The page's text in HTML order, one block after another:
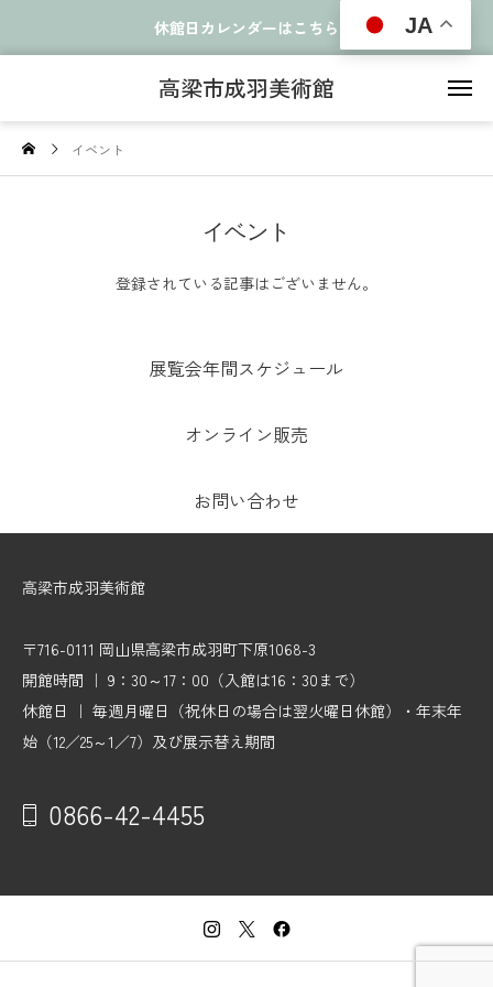
休館日カレンダーはこちら
高梁市成羽美術館
イベント
イベント
登録されている記事はございません。
展覧会年間スケジュール
オンライン販売
お問い合わせ
高梁市成羽美術館
〒716-0111 岡山県高梁市成羽町下原1068-3
開館時間 ｜ 9：30～17：00（入館は16：30まで）
休館日 ｜ 毎週月曜日（祝休日の場合は翌火曜日休館）・年末年
始（12／25～1／7）及び展示替え期間
0866-42-4455
JA